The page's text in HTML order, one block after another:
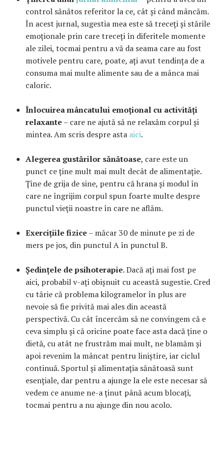
control sănătos referitor la ce, cât și când mâncăm.
În acest jurnal, sugestia mea este să treceți și stările
emoționale prin care treceți în diferitele momente
ale zilei, tocmai pentru a vă da seama care au fost
motivele pentru care, poate, ați avut tendința de a
consuma mai multe alimente sau de a mânca mai
caloric.
Înlocuirea mâncatului emoțional cu activități
relaxante– care ne ajută să ne relaxăm corpul și
mintea. Am scris despre asta aici.
Alegerea gustărilor sănătoase, care este un
punct ce ține mult mai mult decât de alimentație.
Ține de grija de sine, pentru că hrana și modul în
care ne îngrijim corpul spun foarte multe despre
punctul vieții noastre în care ne aflăm.
Exercițiile fizice– măcar 30 de minute pe zi de
mers pe jos, din punctul A în punctul B.
Ședințele de psihoterapie. Dacă ați mai fost pe
aici, probabil v-ați obișnuit cu această sugestie. Cred
cu tărie că problema kilogramelor în plus are
nevoie să fie privită mai ales din această
perspectivă. Cu cât încercăm să ne convingem că e
ceva simplu și că oricine poate face asta dacă ține o
dietă, cu atât ne frustrăm mai mult, ne blamăm și
apoi revenim la mâncat pentru liniștire, iar ciclul
continuă. Sportul și alimentația sănătoasă sunt
esențiale, dar pentru a ajunge la ele este necesar să
vedem ce anume ne-a ținut până acum blocați,
tocmai pentru a nu ajunge din nou acolo.